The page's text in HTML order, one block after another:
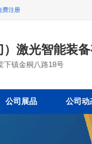
费注册
）激光智能装
下镇金桐八路18号
公司展品 公司动